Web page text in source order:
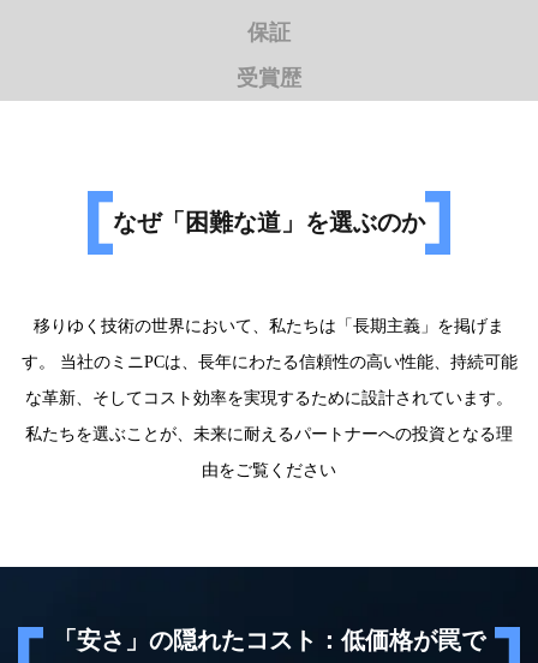
保証
受賞歴
なぜ「困難な道」を選ぶのか
移りゆく技術の世界において、私たちは「長期主義」を掲げま
す。 当社のミニPCは、長年にわたる信頼性の高い性能、持続可能
な革新、そしてコスト効率を実現するために設計されています。
私たちを選ぶことが、未来に耐えるパートナーへの投資となる理
由をご覧ください
「安さ」の隠れたコスト：低価格が罠で